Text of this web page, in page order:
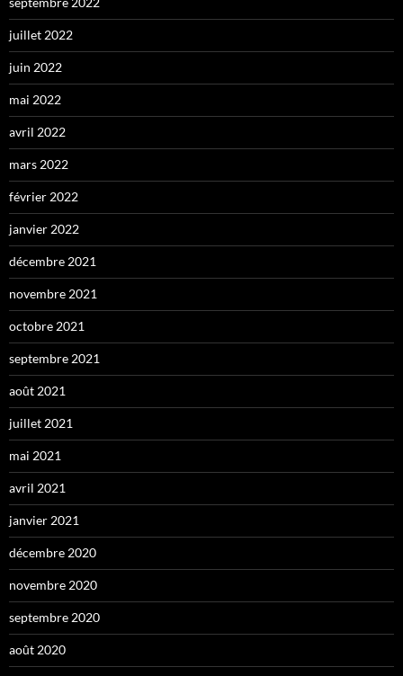
juillet 2022
juin 2022
mai 2022
avril 2022
mars 2022
février 2022
janvier 2022
décembre 2021
novembre 2021
octobre 2021
septembre 2021
août 2021
juillet 2021
mai 2021
avril 2021
janvier 2021
décembre 2020
novembre 2020
septembre 2020
août 2020